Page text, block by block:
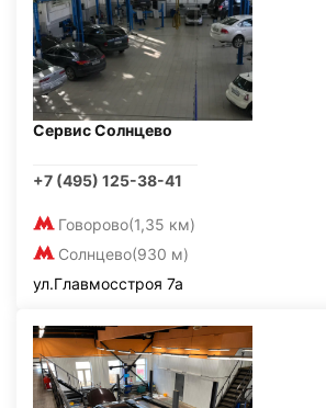
Сервис Солнцево
+7 (495) 125-38-41
Говорово(1,35 км)
Солнцево(930 м)
ул.Главмосстроя 7а